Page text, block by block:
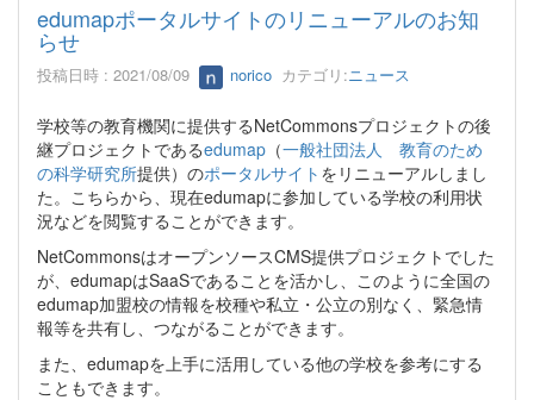
edumapポータルサイトのリニューアルのお知
らせ
投稿日時 : 2021/08/09 norico カテゴリ:ニュース
学校等の教育機関に提供するNetCommonsプロジェクトの後
継プロジェクトであるedumap （一般社団法人 教育のため
の科学研究所提供）のポータルサイト をリニューアルしまし
た。こちらから、現在edumapに参加している学校の利用状
況などを閲覧することができます。
NetCommonsはオープンソースCMS提供プロジェクトでした
が、edumapはSaaSであることを活かし、このように全国の
edumap加盟校の情報を校種や私立・公立の別なく、緊急情
報等を共有し、つながることができます。
また、edumapを上手に活用している他の学校を参考にする
こともできます。